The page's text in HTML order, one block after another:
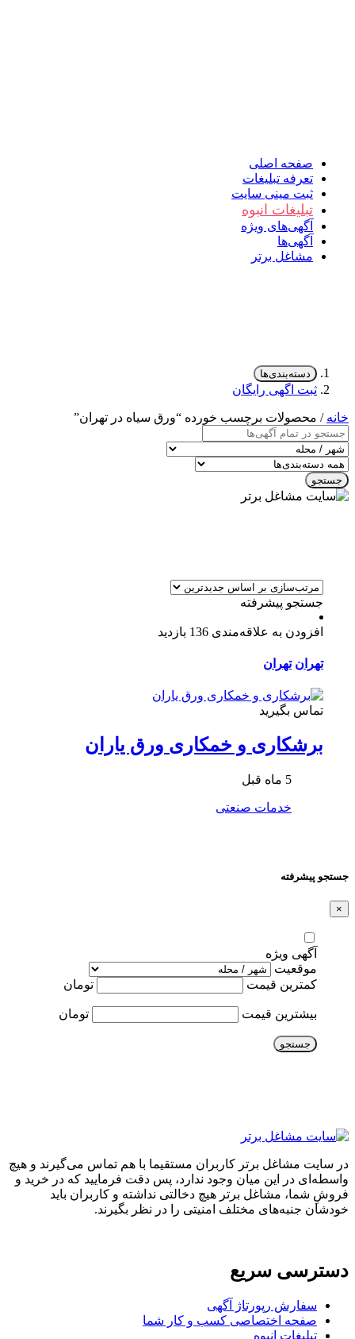
صفحه اصلی
تعرفه تبلیغات
ثبت مینی سایت
تبلیغات انبوه
آگهی‌های ویژه
آگهی‌ها
مشاغل برتر
دسته‌بندی‌ها
ثبت اگهی رایگان
خانه / محصولات برچسب خورده “ورق سیاه در تهران”
جستجو
جستجو پیشرفته
افزودن به علاقه‌مندی 136 بازدید
تهران تهران
تماس بگیرید
برشکاری و خمکاری ورق یاران
5 ماه قبل
خدمات صنعتی
جستجو پیشرفته
×
آگهی ویژه
موقعیت
کمترین قیمت
تومان
بیشترین قیمت تومان
جستجو
در سایت مشاغل برتر کاربران مستقیما با هم تماس می‌گیرند و هیچ
واسطه‌ای در این میان وجود ندارد، پس دقت فرمایید که در خرید و
فروشِ شما، مشاغل برتر هیچ دخالتی نداشته و کاربران باید
خودشان جنبه‌های مختلف امنیتی را در نظر بگیرند.
دسترسی سریع
سفارش رپورتاژ آگهی
صفحه اختصاصی کسب و کار شما
تبلیغات انبوه